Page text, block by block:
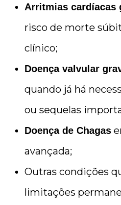
Arritmias cardíacas
risco de morte
clínico;
Doença valvular
quando já há
ou sequelas
Doença de Chagas
avançada;
Outras condições
limitações